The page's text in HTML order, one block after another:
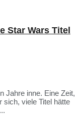
Star Wars Titel
Jahre inne. Eine Zeit,
sich, viele Titel hätte